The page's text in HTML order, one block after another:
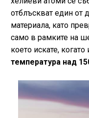
отблъскват един от
материала, като
само в рамките на
което искате, когато
температура над